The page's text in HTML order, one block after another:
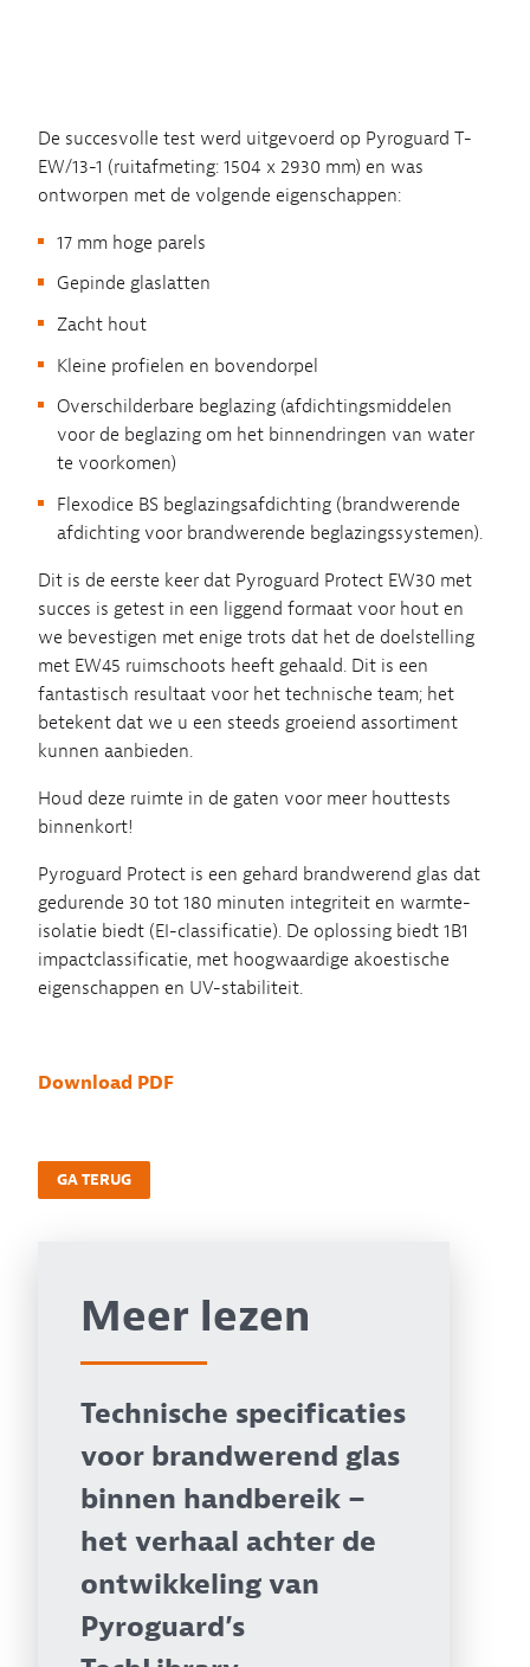
De succesvolle test werd uitgevoerd op Pyroguard T-
EW/13-1 (ruitafmeting: 1504 x 2930 mm) en was
ontworpen met de volgende eigenschappen:
17 mm hoge parels
Gepinde glaslatten
Zacht hout
Kleine profielen en bovendorpel
Overschilderbare beglazing (afdichtingsmiddelen
voor de beglazing om het binnendringen van water
te voorkomen)
Flexodice BS beglazingsafdichting (brandwerende
afdichting voor brandwerende beglazingssystemen).
Dit is de eerste keer dat Pyroguard Protect EW30 met
succes is getest in een liggend formaat voor hout en
we bevestigen met enige trots dat het de doelstelling
met EW45 ruimschoots heeft gehaald. Dit is een
fantastisch resultaat voor het technische team; het
betekent dat we u een steeds groeiend assortiment
kunnen aanbieden.
Houd deze ruimte in de gaten voor meer houttests
binnenkort!
Pyroguard Protect is een gehard brandwerend glas dat
gedurende 30 tot 180 minuten integriteit en warmte-
isolatie biedt (EI-classificatie). De oplossing biedt 1B1
impactclassificatie, met hoogwaardige akoestische
eigenschappen en UV-stabiliteit.
Download PDF
GA TERUG
Meer lezen
Technische specificaties
voor brandwerend glas
binnen handbereik –
het verhaal achter de
ontwikkeling van
Pyroguard’s